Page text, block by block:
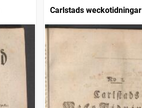
Carlstads weckotidningar